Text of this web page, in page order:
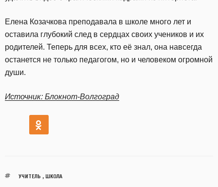
Елена Козачкова преподавала в школе много лет и
оставила глубокий след в сердцах своих учеников и их
родителей. Теперь для всех, кто её знал, она навсегда
останется не только педагогом, но и человеком огромной
души.
Источник: Блокнот-Волгоград
УЧИТЕЛЬ , ШКОЛА